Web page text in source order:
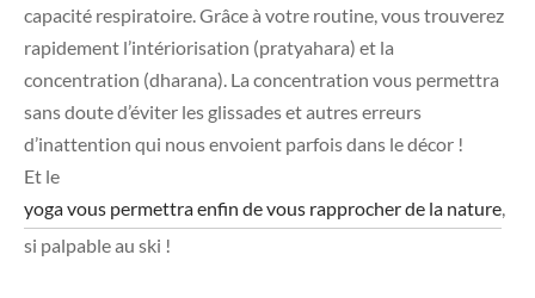
capacité respiratoire. Grâce à votre routine, vous trouverez
rapidement l’intériorisation (pratyahara) et la
concentration (dharana). La concentration vous permettra
sans doute d’éviter les glissades et autres erreurs
d’inattention qui nous envoient parfois dans le décor !
Et le
yoga vous permettra enfin de vous rapprocher de la nature,
si palpable au ski !